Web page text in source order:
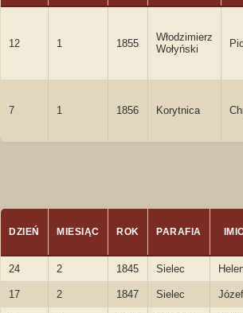
12 1 1855
Włodzimierz
Wołyński
7 1 1856 Korytnica
DZIEŃ MIESIĄC ROK PARAFIA
24 2 1845 Sielec
17 2 1847 Sielec Józef